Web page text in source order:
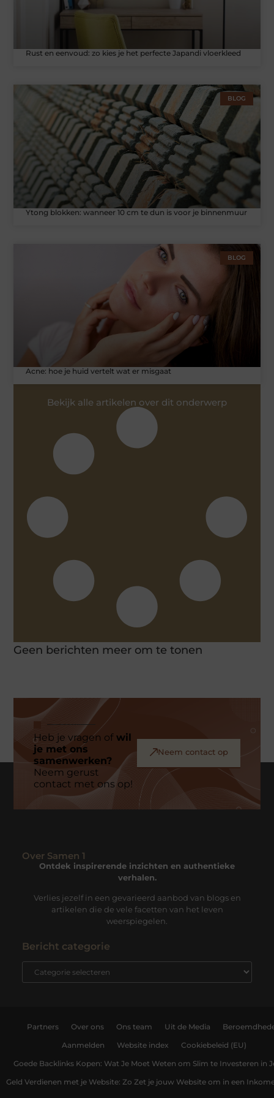
Rust en eenvoud: zo kies je het perfecte Japandi vloerkleed
BLOG
Ytong blokken: wanneer 10 cm te dun is voor je binnenmuur
BLOG
Acne: hoe je huid vertelt wat er misgaat
Bekijk alle artikelen over dit onderwerp
Geen berichten meer om te tonen
Heb je vragen ofwil
je met ons
samenwerken?
Neem gerust
contact met ons op!
Neem contact op
Over Samen 1
Ontdek inspirerende inzichten en authentieke
verhalen.
Verlies jezelf in een gevarieerd aanbod van blogs en
artikelen die de vele facetten van het leven
weerspiegelen.
Bericht categorie
Partners Over ons Ons team Uit de Media
Aanmelden Website index Cookiebeleid (EU)
Goede Backlinks Kopen: Wat Je Moet Weten om Slim te Investeren in
Geld Verdienen met je Website: Zo Zet je jouw Website om in een